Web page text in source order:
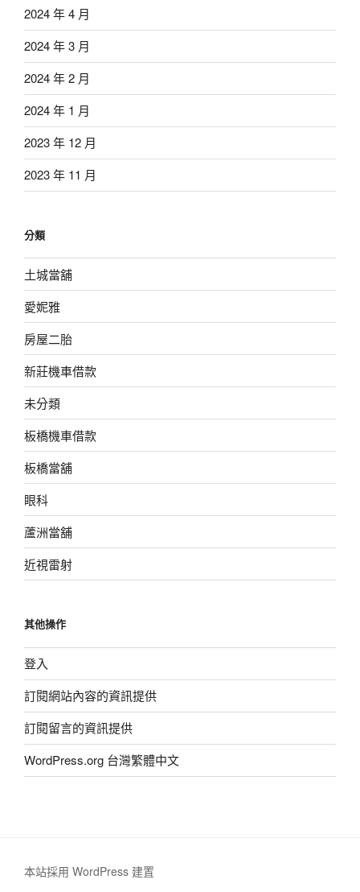
2024 年 4 月
2024 年 3 月
2024 年 2 月
2024 年 1 月
2023 年 12 月
2023 年 11 月
分類
土城當舖
愛妮雅
房屋二胎
新莊機車借款
未分類
板橋機車借款
板橋當舖
眼科
蘆洲當舖
近視雷射
其他操作
登入
訂閱網站內容的資訊提供
訂閱留言的資訊提供
WordPress.org 台灣繁體中文
本站採用 WordPress 建置